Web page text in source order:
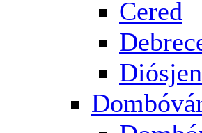
Cered